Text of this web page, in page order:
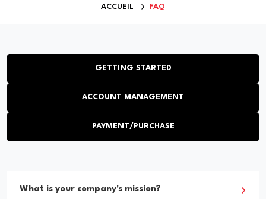
ACCUEIL FAQ
GETTING STARTED
ACCOUNT MANAGEMENT
PAYMENT/PURCHASE
What is your company's mission?